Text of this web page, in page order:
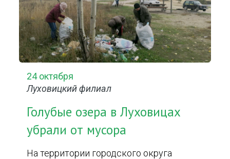
24 октября
Луховицкий филиал
Голубые озера в Луховицах
убрали от мусора
На территории городского округа